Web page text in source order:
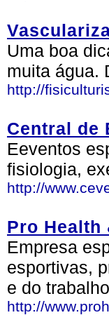
Uma boa
muita água.
http://
Central de
Eeventos
fisiologia,
http://
Pro Health
Empresa
esportivas,
e do
http://